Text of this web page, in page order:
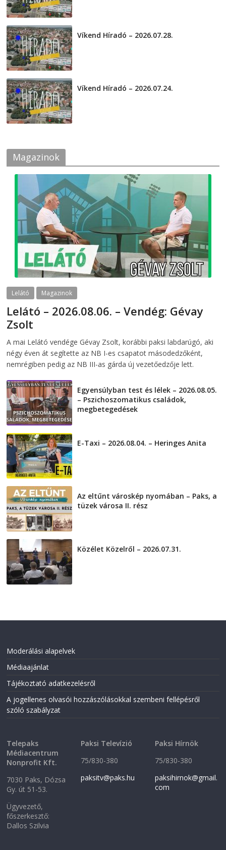
Víkend Híradó – 2026.07.28.
Víkend Híradó – 2026.07.24.
Magazinok
Lelátó Magazinok
Lelátó – 2026.08.06. – Vendég: Gévay
Zsolt
A mai Lelátó vendége Gévay Zsolt, korábbi paksi labdarúgó, aki
négy éven át segítette az NB I-es csapatot másodedzőként,
nemrégiben pedig az NB III-as gárda új vezetőedzője lett.
Egyensúlyban test és lélek – 2026.08.05.
– Pszichoszomatikus családok,
megbetegedések
E-Taxi – 2026.08.04. – Heringes Anita
Az eltűnt városkép nyomában – Paks, a
tüzek városa II. rész
Közélet Közelről – 2026.07.31.
Moderálási alapelvek
Médiaajánlat
Tájékoztató adatkezelésről
A jogellenes olvasói hozzászólásokkal szembeni fellépésről
szóló szabályzat
Telepaks
Médiacentrum
Nonprofit Kft.
7030 Paks, Dózsa
Gy. út 51-53.
Ügyvezető,
főszerkesztő:
Dallos Szilvia
Paksi Televízió
75/830-380
paksitv@paks.hu
Paksi Hírnök
75/830-380
paksihirnok@gmail.
com